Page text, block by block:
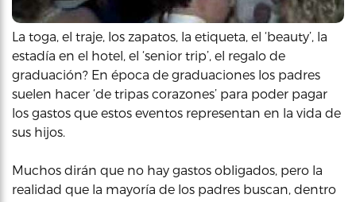
La toga, el traje, los zapatos, la etiqueta, el ‘beauty’, la
estadía en el hotel, el ‘senior trip’, el regalo de
graduación? En época de graduaciones los padres
suelen hacer ‘de tripas corazones’ para poder pagar
los gastos que estos eventos representan en la vida de
sus hijos.
Muchos dirán que no hay gastos obligados, pero la
realidad que la mayoría de los padres buscan, dentro